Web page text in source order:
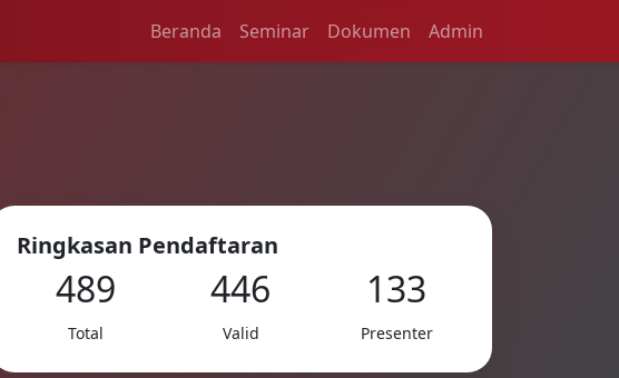
Beranda Seminar Dokumen Admin
Ringkasan Pendaftaran
489
Total
446
Valid
133
Presenter